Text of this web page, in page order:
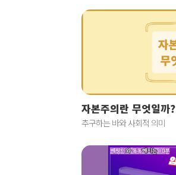
자본주의란 무엇일까?
추구하는 바와 사회적 의미